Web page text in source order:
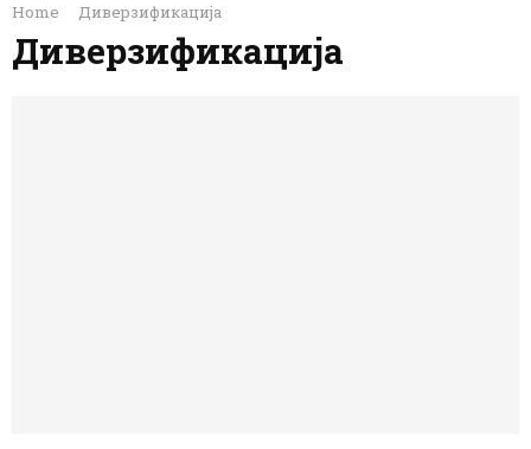
MENU
Home Диверзификација
Диверзификација